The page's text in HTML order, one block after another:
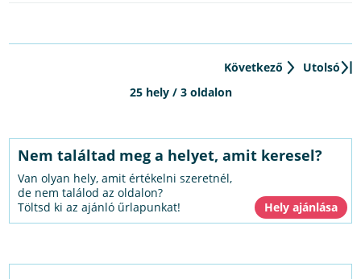
Következő
Utolsó
25 hely / 3 oldalon
Nem találtad meg a helyet, amit keresel?
Van olyan hely, amit értékelni szeretnél,
de nem találod az oldalon?
Töltsd ki az ajánló űrlapunkat!